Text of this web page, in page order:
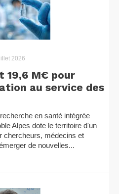
2026
19,6 M€ pour
au service des
en santé intégrée
Alpes dote le territoire d'un
chercheurs, médecins et
de nouvelles...